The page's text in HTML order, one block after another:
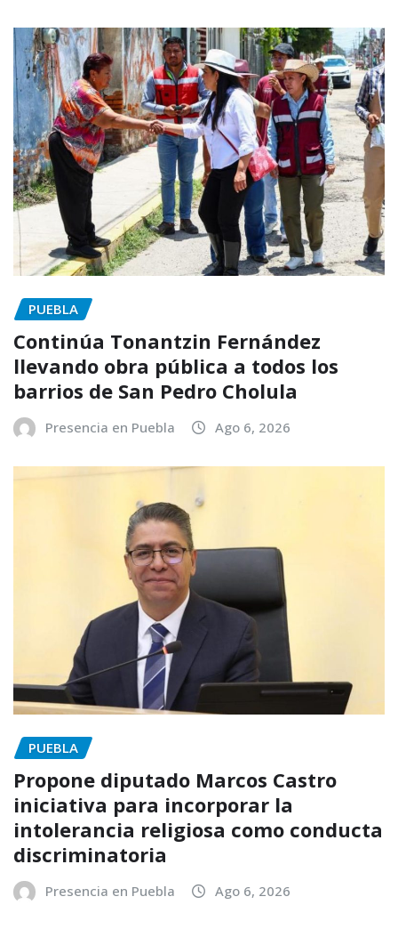
PUEBLA
Continúa Tonantzin Fernández
llevando obra pública a todos los
barrios de San Pedro Cholula
Presencia en Puebla Ago 6, 2026
PUEBLA
Propone diputado Marcos Castro
iniciativa para incorporar la
intolerancia religiosa como conducta
discriminatoria
Presencia en Puebla Ago 6, 2026